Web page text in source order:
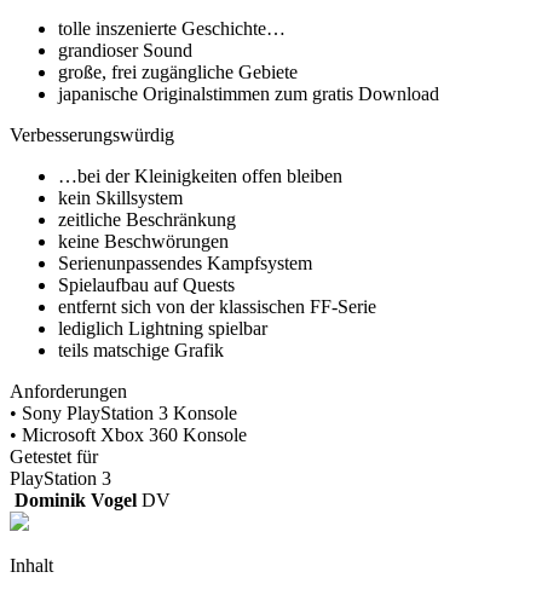
tolle inszenierte Geschichte…
grandioser Sound
große, frei zugängliche Gebiete
japanische Originalstimmen zum gratis Download
Verbesserungswürdig
…bei der Kleinigkeiten offen bleiben
kein Skillsystem
zeitliche Beschränkung
keine Beschwörungen
Serienunpassendes Kampfsystem
Spielaufbau auf Quests
entfernt sich von der klassischen FF-Serie
lediglich Lightning spielbar
teils matschige Grafik
Anforderungen
• Sony PlayStation 3 Konsole
• Microsoft Xbox 360 Konsole
Getestet für
PlayStation 3
Dominik Vogel DV
Inhalt